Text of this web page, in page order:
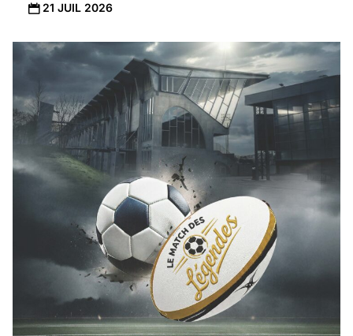
 21 JUIL 2026